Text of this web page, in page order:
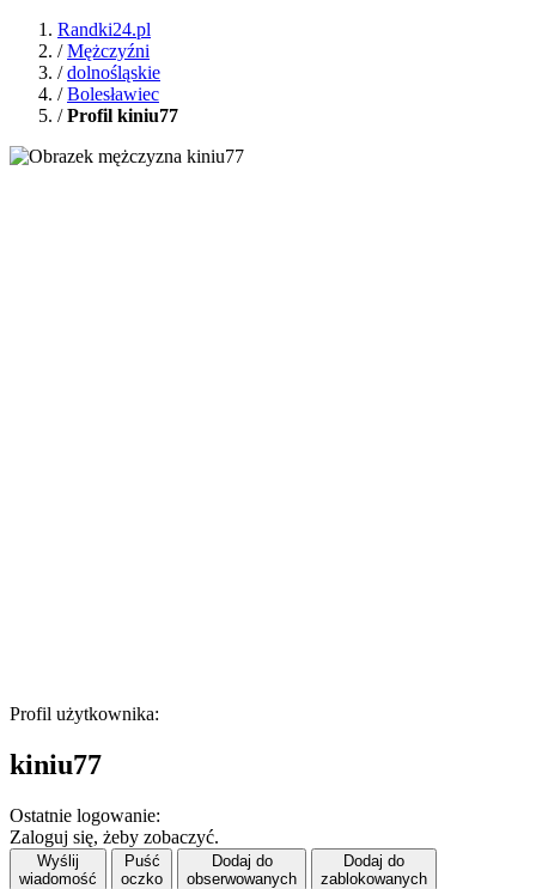
Randki24.pl
/Mężczyźni
/dolnośląskie
/Bolesławiec
/Profil kiniu77
Profil użytkownika:
kiniu77
Ostatnie logowanie:
Zaloguj się, żeby zobaczyć.
Wyślij
wiadomość
Puść
oczko
Dodaj do
obserwowanych
Dodaj do
zablokowanych